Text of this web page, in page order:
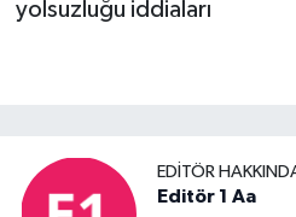
yolsuzluğu iddiaları
EDITÖR
Editör 1 Aa